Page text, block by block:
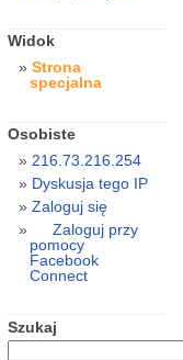
Widok
Strona
specjalna
Osobiste
216.73.216.254
Dyskusja tego IP
Zaloguj się
Zaloguj przy
pomocy
Facebook
Connect
Szukaj